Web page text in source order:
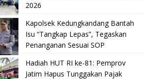
2026
Kapolsek Kedungkandang Bantah
Isu “Tangkap Lepas”, Tegaskan
Penanganan Sesuai SOP
Hadiah HUT RI ke-81: Pemprov
Jatim Hapus Tunggakan Pajak